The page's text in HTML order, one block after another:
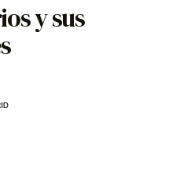
y sus